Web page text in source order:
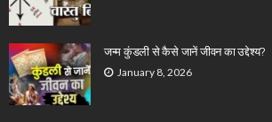
जन्म कुंडली से कैसे जानें जीवन का उद्देश्य?
January 8, 2026